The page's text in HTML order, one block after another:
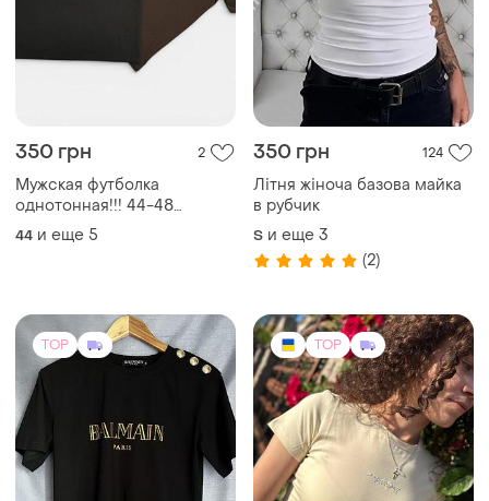
350 грн 2
Мужская футболка
однотонная!!! 44-48
размеров свет серый и
турецкий трикотаж хлопок
44 и еще 5
350 грн 124
Літня жіноча базова майка
в рубчик
S и еще 3
(2)
TOP TOP